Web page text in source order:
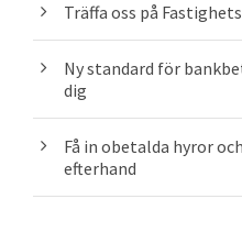
Träffa oss på
Ny standard för
dig
Få in obetalda hyror
efterhand